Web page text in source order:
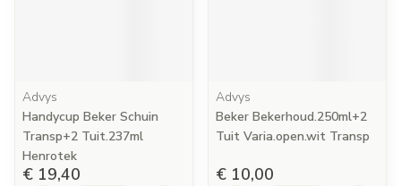
Advys
Handycup Beker Schuin
Transp+2 Tuit.237ml
Henrotek
€ 19,40
Advys
Beker Bekerhoud.250ml+2
Tuit Varia.open.wit Transp
€ 10,00